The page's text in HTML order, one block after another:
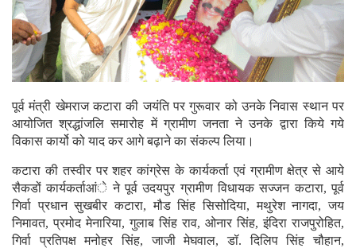
पूर्व मंत्री खेमराज कटारा की जयंति पर गुरूवार को उनके निवास स्थान पर
आयोजित श्रद्धांजलि समारोह में ग्रामीण जनता ने उनके द्वारा किये गये
विकास कार्यो को याद कर आगे बढ़ाने का संकल्प लिया।
कटारा की तस्वीर पर शहर कांग्रेस के कार्यकर्ता एवं ग्रामीण क्षेत्र से आये
सैकडों कार्यकर्ताआंे ने पूर्व उदयपुर ग्रामीण विधायक सज्जन कटारा, पूर्व
गिर्वा प्रधान सुखबीर कटारा, मौड सिंह सिसोदिया, मथुरेश नागदा, जय
निमावत, प्रमोद मेनारिया, गुलाब सिंह राव, ओनार सिंह, इंदिरा राजपुरोहित,
गिर्वा प्रतिपक्ष मनोहर सिंह, जाजी मेघवाल, डॉ. दिलिप सिंह चौहान,